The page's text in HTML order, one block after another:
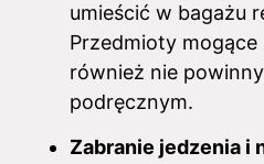
umieścić w bagażu
Przedmioty
również nie
podręcznym.
Zabranie jedzenia i